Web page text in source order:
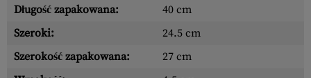
Długość zapakowana:
40 cm
Szeroki:
24.5 cm
Szerokość zapakowana:
27 cm